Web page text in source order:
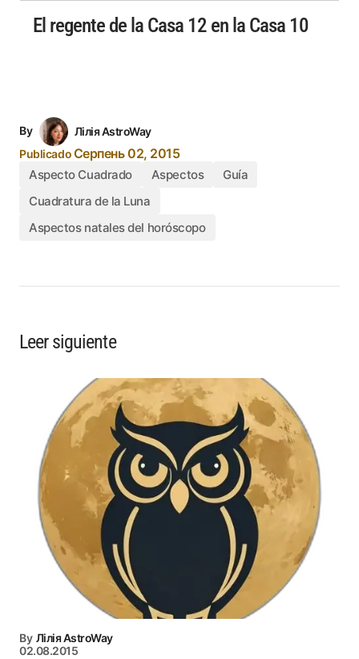
El regente de la Casa 12 en la Casa 10
By
Лілія AstroWay
PublicadoСерпень 02, 2015
Aspecto Cuadrado Aspectos
Guía
Cuadratura de la Luna
Aspectos natales del horóscopo
Leer siguiente
By Лілія AstroWay
02.08.2015